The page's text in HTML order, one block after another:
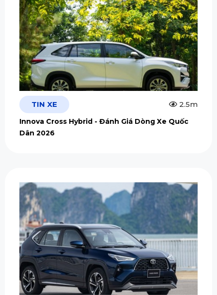
TIN XE 2.5m
Innova Cross Hybrid - Đánh Giá Dòng Xe Quốc
Dân 2026